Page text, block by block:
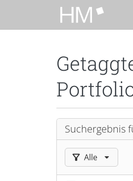
Zum Hauptinhalt zurückspringen
Suchergebnis
Ergebnisse
Alle